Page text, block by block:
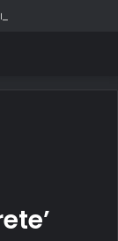
Yeniliyor